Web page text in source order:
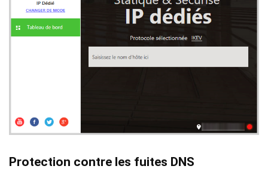
Protection contre les fuites DNS